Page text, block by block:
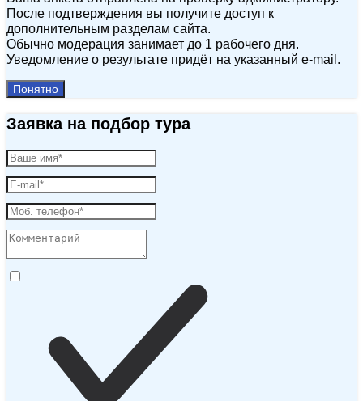
После подтверждения вы получите доступ к
дополнительным разделам сайта.
Обычно модерация занимает до 1 рабочего дня.
Уведомление о результате придёт на указанный e‑mail.
Понятно
Заявка на подбор тура